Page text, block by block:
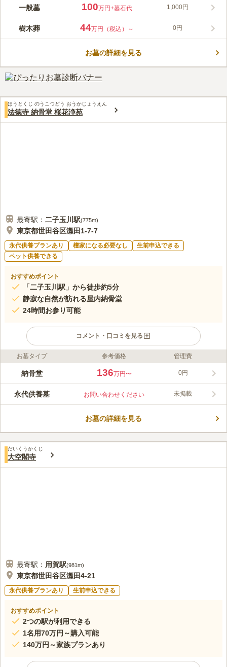
田園都市線「用賀駅」から徒歩4分と、アクセス良好な霊園で
様からお告げを受けて収めたと言われる観音像があり、12年に1
度、牛年に御開帳が行われます。また、観音様のご巡業や御十夜
この霊園はまだ誰からも評価されていません。
一般墓 100万円+墓石代 1,000円
樹木葬 44万円（税込）～ 0円
お墓の詳細を見る
ほうとくじ のうこつどう おうかじょうえん
法徳寺 納骨堂 桜花浄苑
最寄駅： 二子玉川 駅(775m)
東京都世田谷区瀬田1-7-7
永代供養プランあり 檀家になる必要なし
生前申込できる
ペット供養できる
おすすめポイント
「二子玉川駅」から徒歩約5分
静寂な自然が訪れる屋内納骨堂
24時間お参り可能
コメント・口コミを見る
ライフドット編集部のコメント
2012年4月に完成した、緑豊かな永代供養納骨堂です。大井町線
囲まれた桜花浄苑は、春には枝垂れ桜が咲き誇り訪れる方々を癒
してくれます。また、納骨堂のほか、永代供養墓、ペット専用納
時のみ屋内納骨堂内でのお参りができますが、24時間いつでも気
この霊園はまだ誰からも評価されていません。
お墓タイプ 参考価格 管理費
納骨堂 136万円〜 0円
永代供養墓 お問い合わせください 未掲載
お墓の詳細を見る
だいくうかくじ
大空閣寺
最寄駅： 用賀駅(981m)
東京都世田谷区瀬田4-21
永代供養プランあり 生前申込できる
おすすめポイント
2つの駅が利用できる
1名用70万円～購入可能
140万円～家族プランあり